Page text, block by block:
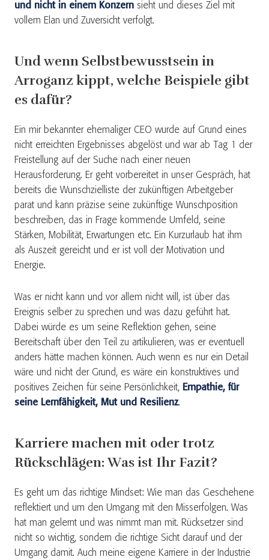
und nicht in einem Konzern sieht und dieses Ziel mit
vollem Elan und Zuversicht verfolgt.
Und wenn Selbstbewusstsein in
Arroganz kippt, welche Beispiele gibt
es dafür?
Ein mir bekannter ehemaliger CEO wurde auf Grund eines
nicht erreichten Ergebnisses abgelöst und war ab Tag 1 der
Freistellung auf der Suche nach einer neuen
Herausforderung. Er geht vorbereitet in unser Gespräch, hat
bereits die Wunschzielliste der zukünftigen Arbeitgeber
parat und kann präzise seine zukünftige Wunschposition
beschreiben, das in Frage kommende Umfeld, seine
Stärken, Mobilität, Erwartungen etc. Ein Kurzurlaub hat ihm
als Auszeit gereicht und er ist voll der Motivation und
Energie.
Was er nicht kann und vor allem nicht will, ist über das
Ereignis selber zu sprechen und was dazu geführt hat.
Dabei würde es um seine Reflektion gehen, seine
Bereitschaft über den Teil zu artikulieren, was er eventuell
anders hätte machen können. Auch wenn es nur ein Detail
wäre und nicht der Grund, es wäre ein konstruktives und
positives Zeichen für seine Persönlichkeit, Empathie, für
seine Lernfähigkeit, Mut und Resilienz.
Karriere machen mit oder trotz
Rückschlägen: Was ist Ihr Fazit?
Es geht um das richtige Mindset: Wie man das Geschehene
reflektiert und um den Umgang mit den Misserfolgen. Was
hat man gelernt und was nimmt man mit. Rücksetzer sind
nicht so wichtig, sondern die richtige Sicht darauf und der
Umgang damit. Auch meine eigene Karriere in der Industrie